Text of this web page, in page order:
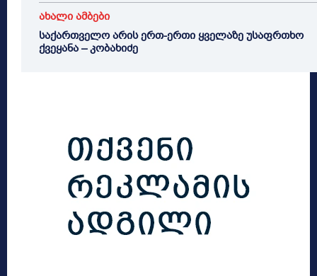
ახალი ამბები
საქართველო არის ერთ-ერთი ყველაზე უსაფრთხო
ქვეყანა – კობახიძე